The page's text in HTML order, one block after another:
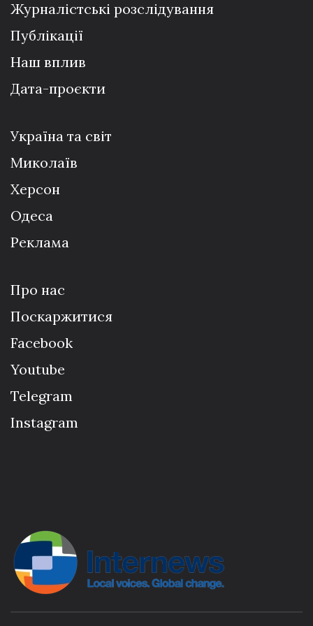
Журналістські розслідування
Публікації
Наш вплив
Дата-проєкти
Україна та світ
Миколаїв
Херсон
Одеса
Реклама
Про нас
Поскаржитися
Facebook
Youtube
Telegram
Instagram